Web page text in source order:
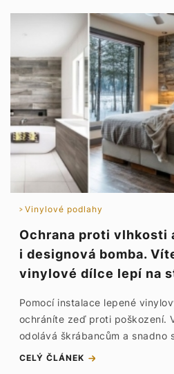
Vinylové podlahy
Ochrana proti vlhkosti
i designová bomba.
vinylové dílce lepí na
Pomocí instalace lepené
ochráníte zeď proti poškození.
odolává škrábancům a snadno
CELÝ ČLÁNEK